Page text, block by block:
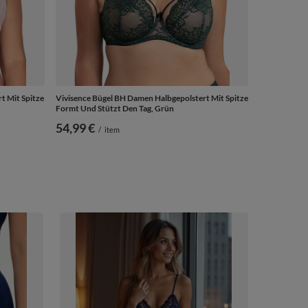
Mit Spitze
Vivisence Bügel BH Damen Halbgepolstert Mit Spitze
Formt Und Stützt Den Tag, Grün
54,99 € / item